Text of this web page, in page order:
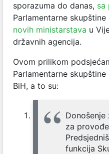
sporazuma do danas, sa
Parlamentarne
novih ministarstava u
državnih agencija.
Ovom prilikom
Parlamentarne
BiH, a to su:
za
funkcija